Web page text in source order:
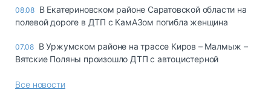
08.08 В Екатериновском районе Саратовской области на
полевой дороге в ДТП с КамАЗом погибла женщина
07.08 В Уржумском районе на трассе Киров – Малмыж –
Вятские Поляны произошло ДТП с автоцистерной
Все новости